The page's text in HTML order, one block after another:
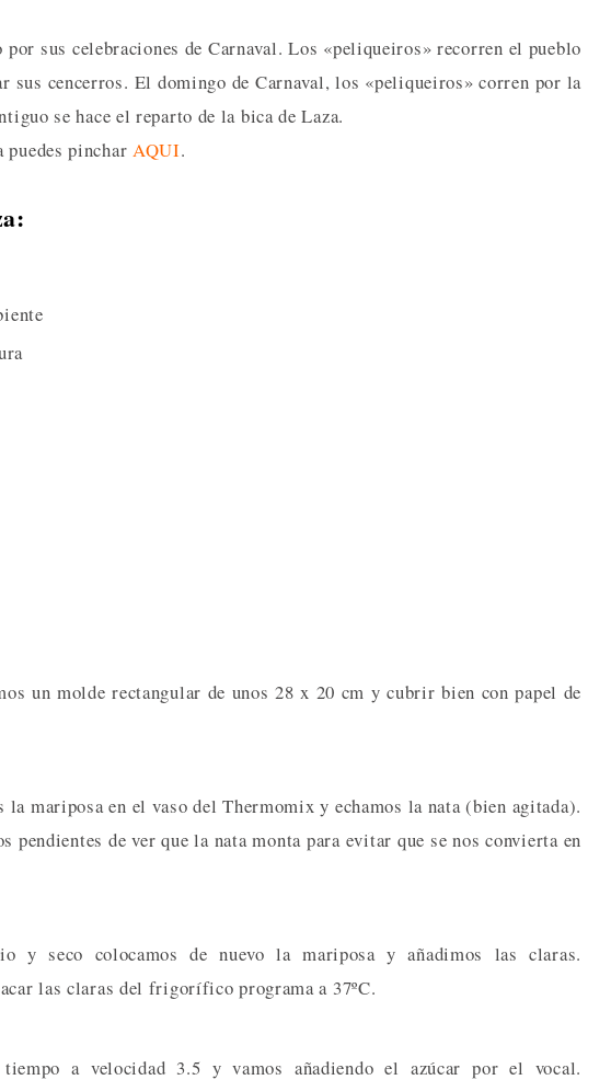
sus celebraciones de Carnaval. Los «peliqueiros» recorren el pueblo
sus cencerros. El domingo de Carnaval, los «peliqueiros» corren por la
se hace el reparto de la bica de Laza.
puedes pinchar AQUI.
un molde rectangular de unos 28 x 20 cm y cubrir bien con papel de
la mariposa en el vaso del Thermomix y echamos la nata (bien agitada).
pendientes de ver que la nata monta para evitar que se nos convierta en
y seco colocamos de nuevo la mariposa y añadimos las claras.
las claras del frigorífico programa a 37ºC.
a velocidad 3.5 y vamos añadiendo el azúcar por el vocal.